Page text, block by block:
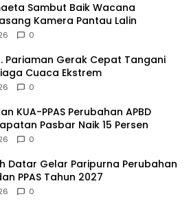
Sambut Baik Wacana
Kamera Pantau Lalin
0
Pariaman Gerak Cepat Tangani
Cuaca Ekstrem
0
KUA-PPAS Perubahan APBD
Pasbar Naik 15 Persen
0
Datar Gelar Paripurna Perubahan
PPAS Tahun 2027
0